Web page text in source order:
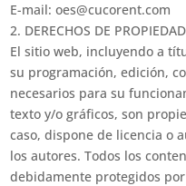
E-mail: oes@cucorent.com
2. DERECHOS DE
El sitio web, incluyendo a
su programación, edición,
necesarios para su
texto y/o gráficos, son
caso, dispone de licencia o
los autores. Todos los
debidamente protegidos